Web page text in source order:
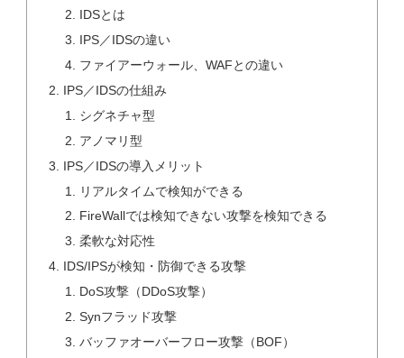
IDSとは
IPS／IDSの違い
ファイアーウォール、WAFとの違い
IPS／IDSの仕組み
シグネチャ型
アノマリ型
IPS／IDSの導入メリット
リアルタイムで検知ができる
FireWallでは検知できない攻撃を検知できる
柔軟な対応性
IDS/IPSが検知・防御できる攻撃
DoS攻撃（DDoS攻撃）
Synフラッド攻撃
バッファオーバーフロー攻撃（BOF）